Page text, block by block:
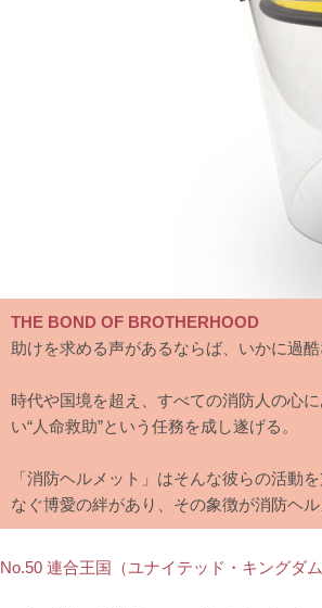
THE BOND OF BROTHERHOOD
助けを求める声があるならば、いかに過
時代や国境を超え、すべての消防人の心
い“人命救助”という任務を成し遂げる。
「消防ヘルメット」はそんな彼らの活動
なぐ博愛の絆があり、その象徴が消防ヘル
No.50 連合王国（ユナイテッド・キングダ